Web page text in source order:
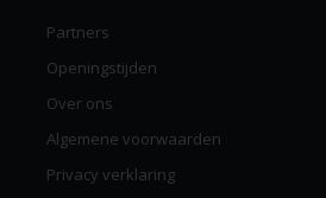
Partners
Openingstijden
Over ons
Algemene voorwaarden
Privacy verklaring